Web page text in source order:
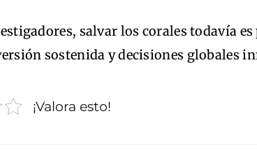
salvar los corales todavía
sostenida y decisiones globales
¡Valora esto!